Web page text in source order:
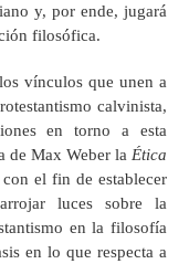
y, por ende, jugará
filosófica.
vínculos que unen a
calvinista,
en torno a esta
de Max Weber la Ética
con el fin de establecer
luces sobre la
en la filosofía
en lo que respecta a